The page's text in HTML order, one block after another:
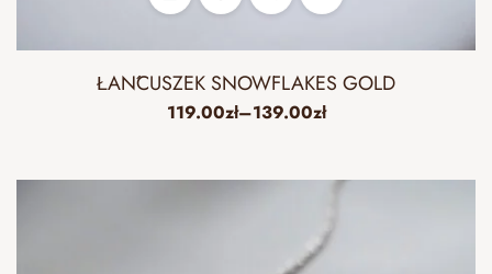
ŁAŃCUSZEK SNOWFLAKES GOLD
119.00zł–139.00zł